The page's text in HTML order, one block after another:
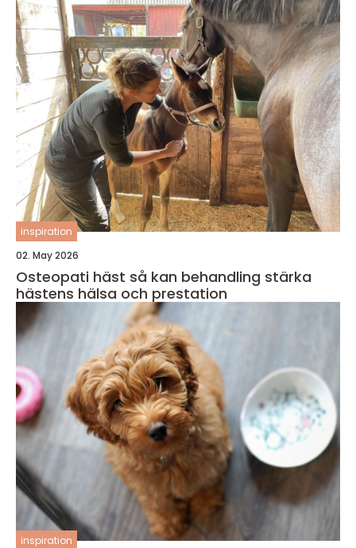
inspiration
02. May 2026
Osteopati häst så kan behandling stärka
hästens hälsa och prestation
inspiration